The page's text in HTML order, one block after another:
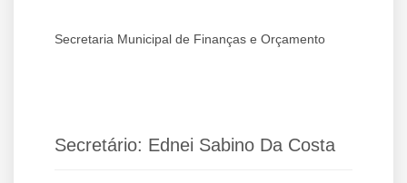
Secretaria Municipal de Finanças e Orçamento
Secretário: Ednei Sabino Da Costa